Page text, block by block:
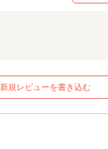
新規レビューを書き込む